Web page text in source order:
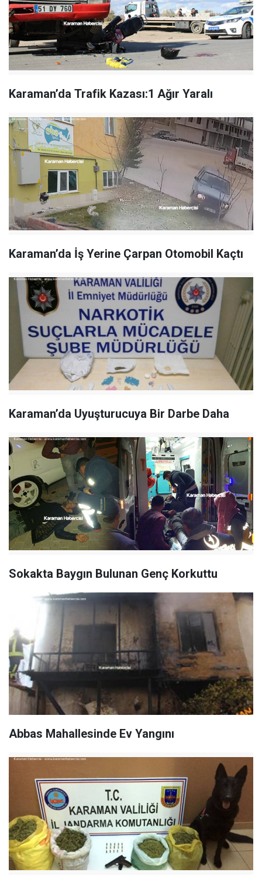
Karaman’da Trafik Kazası:1 Ağır Yaralı
Karaman’da İş Yerine Çarpan Otomobil Kaçtı
Karaman’da Uyuşturucuya Bir Darbe Daha
Sokakta Baygın Bulunan Genç Korkuttu
Abbas Mahallesinde Ev Yangını